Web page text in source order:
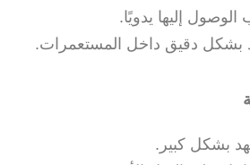
إليها يدويًا.
بشكل دقيق داخل المستعمرات.
بشكل كبير.